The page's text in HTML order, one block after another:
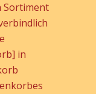
Sortiment
in